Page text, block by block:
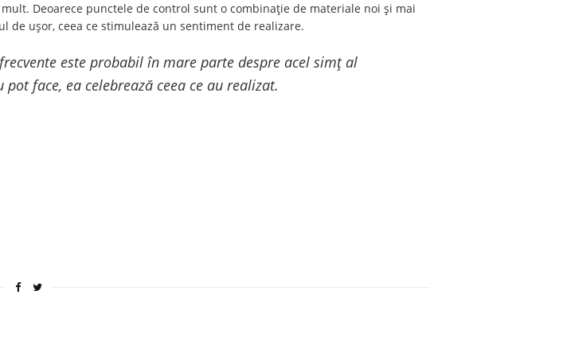
Deoarece punctele de control sunt o combinație de materiale noi și mai
ușor, ceea ce stimulează un sentiment de realizare.
este probabil în mare parte despre acel simț al
face, ea celebrează ceea ce au realizat.